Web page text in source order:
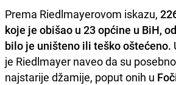
Prema Riedlmayerovom iskazu,
koje je obišao u 23 općine u BiH,
bilo je uništeno ili teško oštećeno.
je Riedlmayer naveo da su
najstarije džamije, poput onih u